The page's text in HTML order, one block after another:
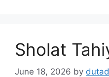
Sholat
June 18, 2026 by